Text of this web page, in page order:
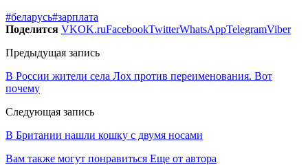
#беларусь#зарплата
Поделится VKOK.ruFacebookTwitterWhatsAppTelegramViber
Предыдущая запись
В России жители села Лох против переименования. Вот
почему
Следующая запись
В Британии нашли кошку с двумя носами
Вам также могут понравиться Еще от автора